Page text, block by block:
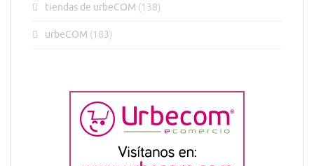
tiendas de urbeCOM (138)
urbeCOM (183)